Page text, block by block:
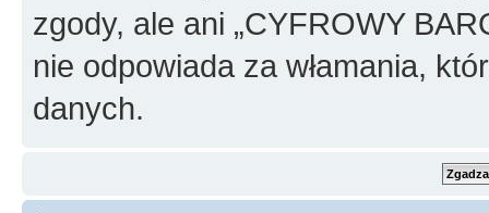
zgody, ale ani „CYFROWY
nie odpowiada za włamania,
danych.